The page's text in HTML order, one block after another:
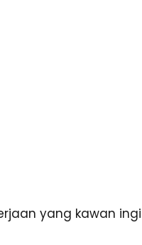
yang kawan